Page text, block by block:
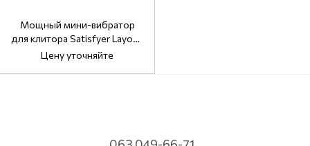
Мощный мини-вибратор
для клитора Satisfyer Layons
Dark Desire, (серый)
Цену уточняйте